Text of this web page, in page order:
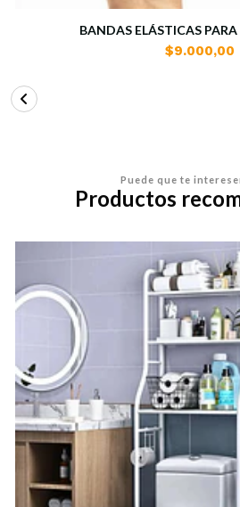
BANDAS ELÁSTICAS
$9.000,00
Puede que te
Productos